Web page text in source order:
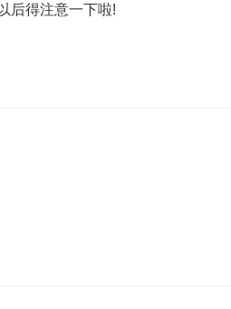
后得注意一下啦!